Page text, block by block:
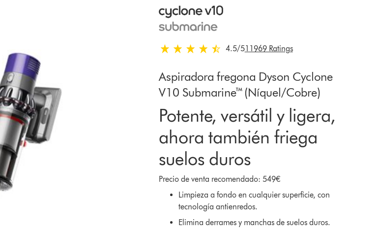
4.5 estrellas de 5 de 11969 Ratings
4.5/511969 Ratings
Aspiradora fregona Dyson Cyclone
V10 Submarine™ (Níquel/Cobre)
Potente, versátil y ligera,
ahora también friega
suelos duros
Precio de venta recomendado: 549€
Limpieza a fondo en cualquier superficie, con
tecnología antienredos.
Elimina derrames y manchas de suelos duros.